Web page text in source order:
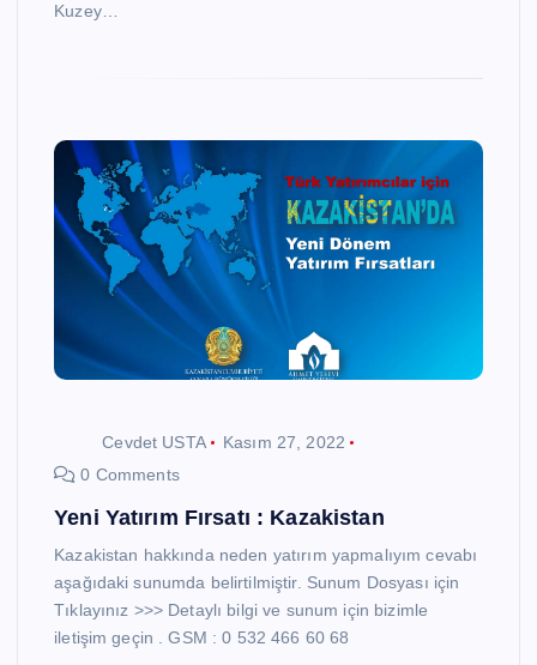
Kuzey…
Cevdet USTA
Kasım 27, 2022
0 Comments
Yeni Yatırım Fırsatı : Kazakistan
Kazakistan hakkında neden yatırım yapmalıyım cevabı
aşağıdaki sunumda belirtilmiştir. Sunum Dosyası için
Tıklayınız >>> Detaylı bilgi ve sunum için bizimle
iletişim geçin . GSM : 0 532 466 60 68